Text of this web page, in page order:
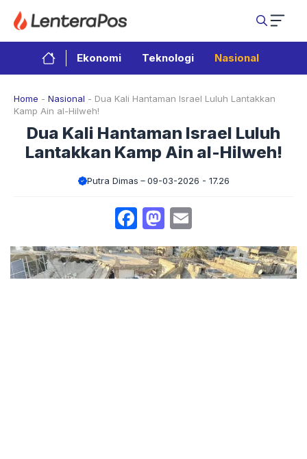
Langsung
isi
Ekonomi Teknologi Nasional
Home - Nasional - Dua Kali Hantaman Israel Luluh Lantakkan
Kamp Ain al-Hilweh!
Dua Kali Hantaman Israel Luluh
Lantakkan Kamp Ain al-Hilweh!
Putra Dimas 09-03-2026 - 17.26
Facebook
Mastodon